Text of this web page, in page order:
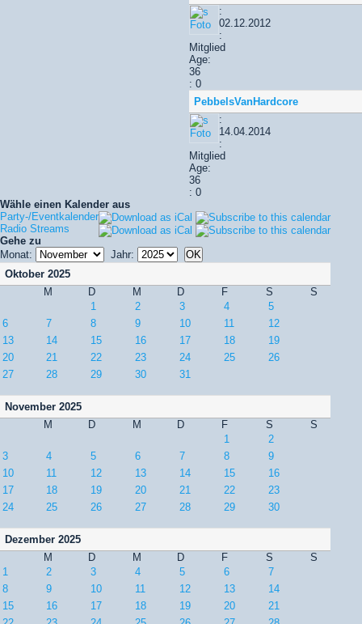
:
02.12.2012
:
Mitglied
Age:
36
: 0
PebbelsVanHardcore
:
14.04.2014
:
Mitglied
Age:
36
: 0
Wähle einen Kalender aus
Party-/Eventkalender
Radio Streams
Gehe zu
Monat:
Jahr:
Oktober 2025
M
D M D F S
S
1
2 3 4
5
6
7 8 9 10 11
12
13
14 15 16 17 18
19
20
21 22 23 24 25
26
27
28 29 30 31
November 2025
M
D M D F S
S
1
2
3
4 5 6 7 8
9
10
11 12 13 14 15
16
17
18 19 20 21 22
23
24
25 26 27 28 29 30
Dezember 2025
M
D M D F S
S
1
2 3 4 5 6
7
8
9 10 11 12 13
14
15
16 17 18 19 20
21